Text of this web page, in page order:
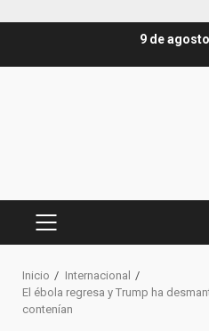
9 de
MENÚ
Inicio
Internacional
El ébola regresa y Trump ha
contenían